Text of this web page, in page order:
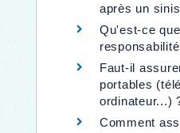
après un
Qu'est-ce
Faut-il
portables
ordinateur...)
Comment